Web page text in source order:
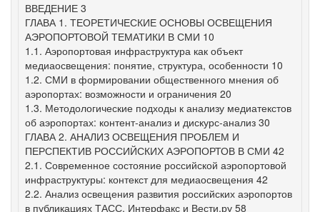
ВВЕДЕНИЕ 3
ГЛАВА 1. ТЕОРЕТИЧЕСКИЕ ОСНОВЫ ОСВЕЩЕНИЯ
АЭРОПОРТОВОЙ ТЕМАТИКИ В СМИ 10
1.1. Аэропортовая инфраструктура как объект
медиаосвещения: понятие, структура, особенности 10
1.2. СМИ в формировании общественного мнения об
аэропортах: возможности и ограничения 20
1.3. Методологические подходы к анализу медиатекстов
об аэропортах: контент-анализ и дискурс-анализ 30
ГЛАВА 2. АНАЛИЗ ОСВЕЩЕНИЯ ПРОБЛЕМ И
ПЕРСПЕКТИВ РОССИЙСКИХ АЭРОПОРТОВ В СМИ 42
2.1. Современное состояние российской аэропортовой
инфраструктуры: контекст для медиаосвещения 42
2.2. Анализ освещения развития российских аэропортов
в публикациях ТАСС, Интерфакс и Вести.ру 58